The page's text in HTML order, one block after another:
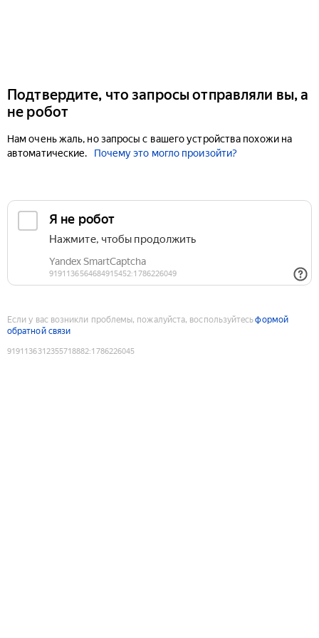
Подтвердите, что запросы отправляли вы, а
не робот
Нам очень жаль, но запросы с вашего устройства похожи на
автоматические.
Почему это могло произойти?
Если у вас возникли проблемы, пожалуйста, воспользуйтесьформой
обратной связи
9191136312355718882:1786226045